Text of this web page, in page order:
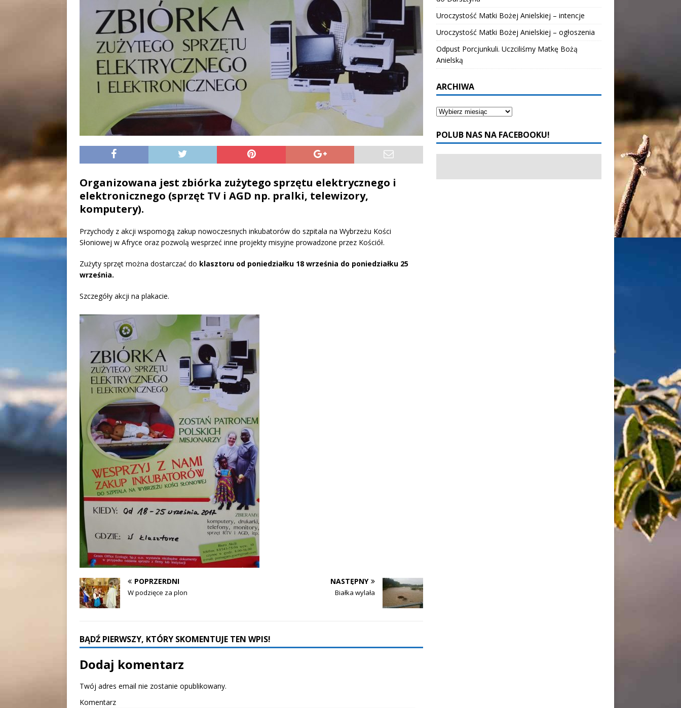
Organizowana jest zbiórka zużytego sprzętu elektrycznego i
elektronicznego (sprzęt TV i AGD np. pralki, telewizory,
komputery).
Przychody z akcji wspomogą zakup nowoczesnych inkubatorów do szpitala na Wybrzeżu Kości
Słoniowej w Afryce oraz pozwolą wesprzeć inne projekty misyjne prowadzone przez Kościół.
Zużyty sprzęt można dostarczać do klasztoru od poniedziałku 18 września do poniedziałku 25
września.
Szczegóły akcji na plakacie.
POPRZERDNI
W podzięce za plon
NASTĘPNY
Białka wylała
BĄDŹ PIERWSZY, KTÓRY SKOMENTUJE TEN WPIS!
Dodaj komentarz
Twój adres email nie zostanie opublikowany.
Komentarz
Uroczystość Matki Bożej Anielskiej – intencje
Uroczystość Matki Bożej Anielskiej – ogłoszenia
Odpust Porcjunkuli. Uczciliśmy Matkę Bożą
Anielską
ARCHIWA
POLUB NAS NA FACEBOOKU!